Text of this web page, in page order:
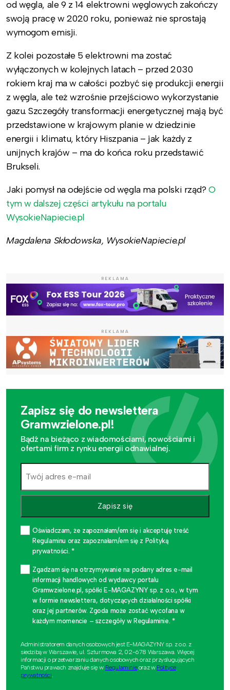
od węgla, ale 9 z 14 elektrowni węglowych zakończy
swoją pracę w 2020 roku, ponieważ nie sprostają
wymogom emisji.
Z kolei pozostałe 5 elektrowni ma zostać
wyłączonych w kolejnych latach – przed 2030
rokiem kraj ma w całości pozbyć się produkcji energii
z węgla, ale też wzrośnie przejściowo wykorzystanie
gazu. Szczegóły transformacji energetycznej mają być
przedstawione w krajowym planie w dziedzinie
energii i klimatu, który Hiszpania – jak każdy z
unijnych krajów – ma do końca roku przedstawić
Brukseli.
Jaki pomysł na odejście od węgla ma polski rząd? O
tym w dalszej części artykułu na portalu
WysokieNapiecie.pl
Magdalena Skłodowska, WysokieNapiecie.pl
REKLAMA
REKLAMA
Zapisz się do newslettera
Gramwzielone.pl!
Bądź na bieżąco z wiadomościami, nowościami i
ofertami firm z rynku energii odnawialnej.
Zapisz się
Oświadczam, że zapoznałam/em się i akceptuję treść
Regulaminu oraz zapoznałam/em się z Polityką
prywatności. *
Zgadzam się na otrzymywanie na podany adres e-mail
informacji handlowych od wydawcy portalu
Gramwzielone.pl, spółki E-MAGAZYNY sp. z o.o., w tym
w formie newslettera, dotyczących działalności spółki
oraz jej partnerów. Zgoda może zostać wycofana w
każdym momencie – szczegóły w Regulaminie. *
Administratorem danych osobowych jest E-MAGAZYNY sp. z o.o. z
siedzibą w Warszawie, ul. Szturmowa 2, 02-678 Warszawa. Więcej
informacji o przetwarzaniu danych osobowych oraz przysługujących
Państwu prawach znajduje się w Regulaminieoraz w Polityce
prywatności.